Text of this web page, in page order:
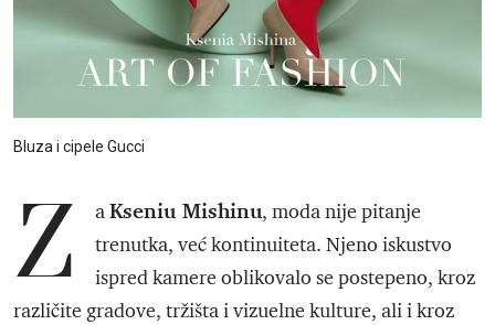
Bluza i cipele Gucci
Z aKseniu Mishinu, moda nije pitanje
trenutka, već kontinuiteta. Njeno iskustvo
ispred kamere oblikovalo se postepeno, kroz
različite gradove, tržišta i vizuelne kulture, ali i kroz